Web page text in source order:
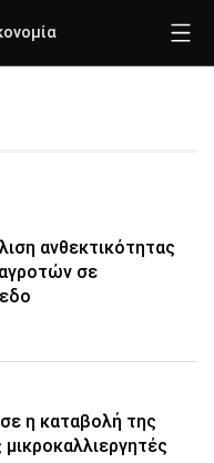
ανθεκτικότητας
σε
η καταβολή της